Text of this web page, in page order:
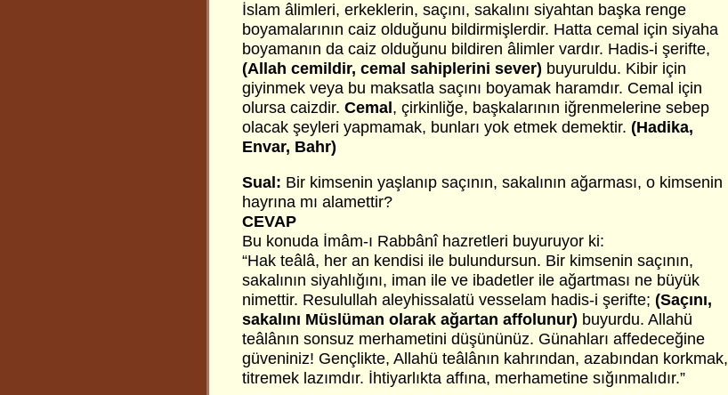
İslam âlimleri, erkeklerin, saçını, sakalını siyahtan başka renge
boyamalarının caiz olduğunu bildirmişlerdir. Hatta cemal için siyaha
boyamanın da caiz olduğunu bildiren âlimler vardır. Hadis-i şerifte,
(Allah cemildir, cemal sahiplerini sever) buyuruldu. Kibir için
giyinmek veya bu maksatla saçını boyamak haramdır. Cemal için
olursa caizdir. Cemal , çirkinliğe, başkalarının iğrenmelerine sebep
olacak şeyleri yapmamak, bunları yok etmek demektir. (Hadika,
Envar, Bahr)
Sual: Bir kimsenin yaşlanıp saçının, sakalının ağarması, o kimsenin
hayrına mı alamettir?
CEVAP
Bu konuda İmâm-ı Rabbânî hazretleri buyuruyor ki:
“Hak teâlâ, her an kendisi ile bulundursun. Bir kimsenin saçının,
sakalının siyahlığını, iman ile ve ibadetler ile ağartması ne büyük
nimettir. Resulullah aleyhissalatü vesselam hadis-i şerifte; (Saçını,
sakalını Müslüman olarak ağartan affolunur) buyurdu. Allahü
teâlânın sonsuz merhametini düşününüz. Günahları affedeceğine
güveniniz! Gençlikte, Allahü teâlânın kahrından, azabından korkmak,
titremek lazımdır. İhtiyarlıkta affına, merhametine sığınmalıdır.”